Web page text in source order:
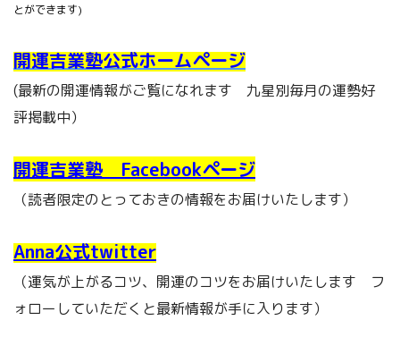
とができます)
開運吉業塾公式ホームページ
(最新の開運情報がご覧になれます 九星別毎月の運勢好
評掲載中）
開運吉業塾 Facebookページ
（読者限定のとっておきの情報をお届けいたします）
Anna公式twitter
（運気が上がるコツ、開運のコツをお届けいたします フ
ォローしていただくと最新情報が手に入ります）